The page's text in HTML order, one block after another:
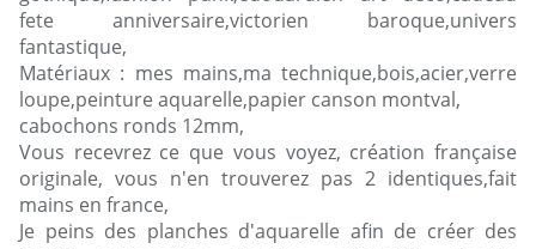
fete anniversaire,victorien baroque,univers
fantastique,
Matériaux : mes mains,ma technique,bois,acier,verre
loupe,peinture aquarelle,papier canson montval,
cabochons ronds 12mm,
Vous recevrez ce que vous voyez, création française
originale, vous n'en trouverez pas 2 identiques,fait
mains en france,
Je peins des planches d'aquarelle afin de créer des